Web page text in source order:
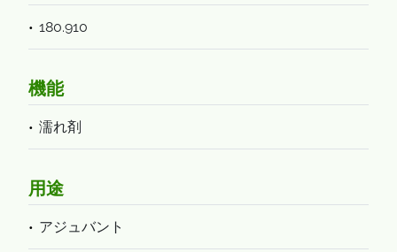
180.910
機能
濡れ剤
用途
アジュバント